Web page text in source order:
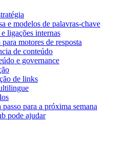
e modelos de palavras‑chave
ligações internas
motores de resposta
de conteúdo
e governance
de links
para a próxima semana
pode ajudar